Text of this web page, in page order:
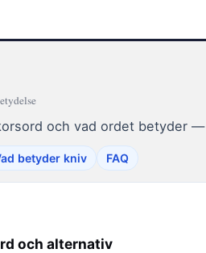
och vad ordet betyder
betyder kniv FAQ
och alternativ